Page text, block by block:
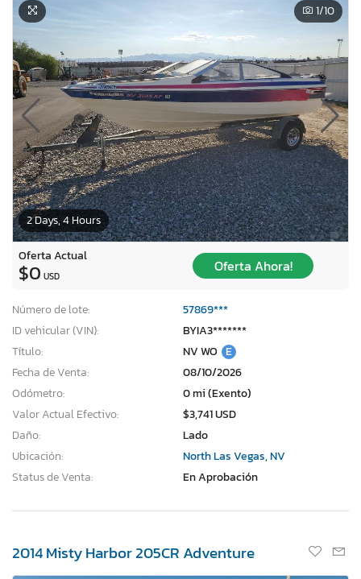
2 Days, 4 Hours
1/10
Oferta Actual
$0 USD
Oferta Ahora!
Número de lote:
57869***
ID vehicular (VIN):
BYIA3*******
Título:
NV WO E
Fecha de Venta:
08/10/2026
Odómetro:
0 mi (Exento)
Valor Actual Efectivo:
$3,741 USD
Daño:
Lado
Ubicación:
North Las Vegas, NV
Status de Venta:
En Aprobación
2014 Misty Harbor 205CR Adventure